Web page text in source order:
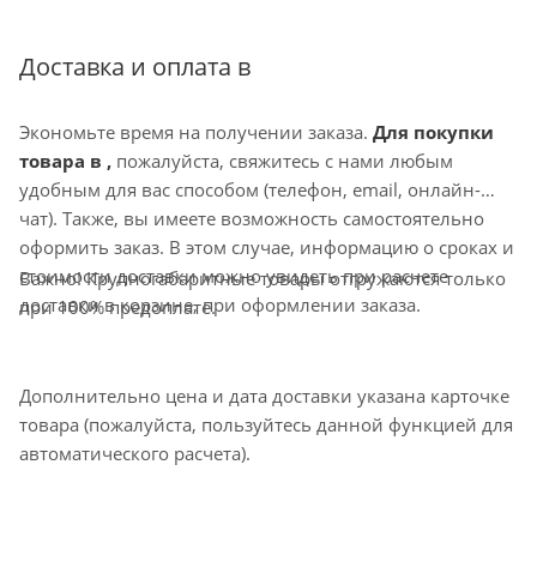
Доставка и оплата в
Экономьте время на получении заказа. Для покупки
товара в , пожалуйста, свяжитесь с нами любым
удобным для вас способом (телефон, email, онлайн-
чат). Также, вы имеете возможность самостоятельно
оформить заказ. В этом случае, информацию о сроках и
стоимости доставки можно увидеть при расчете
доставки в корзине, при оформлении заказа.
Важно! Крупногабаритные товары отгружаются только
при 100% предоплате.
Дополнительно цена и дата доставки указана карточке
товара (пожалуйста, пользуйтесь данной функцией для
автоматического расчета).